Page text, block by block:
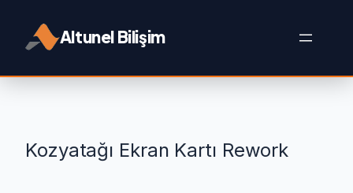
Altunel Bilişim
Kozyatağı Ekran Kartı Rework